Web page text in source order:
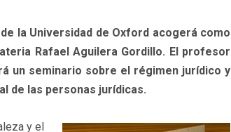
la Universidad de Oxford acogerá como
Rafael Aguilera Gordillo. El profesor
un seminario sobre el régimen jurídico y
de las personas jurídicas.
y el